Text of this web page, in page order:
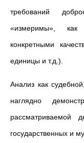
требований
«измеримы», как
конкретными
единицы и т.д.).
Анализ как
наглядно
рассматриваемой
государственных и